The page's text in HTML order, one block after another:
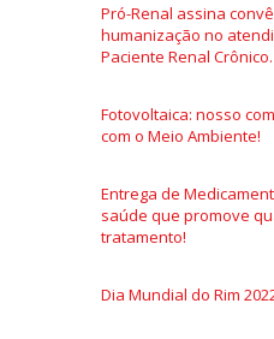
Pró-Renal assina
humanização no
Paciente Renal Crônico.
Fotovoltaica: nosso
com o Meio Ambiente!
Entrega de
saúde que promove
tratamento!
Dia Mundial do Rim